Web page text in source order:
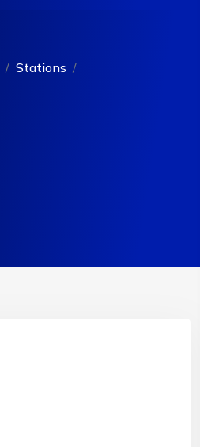
Stations